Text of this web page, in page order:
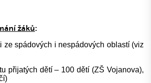
žáků:
ze spádových i nespádových oblastí (viz
přijatých dětí – 100 dětí (ZŠ Vojanova),